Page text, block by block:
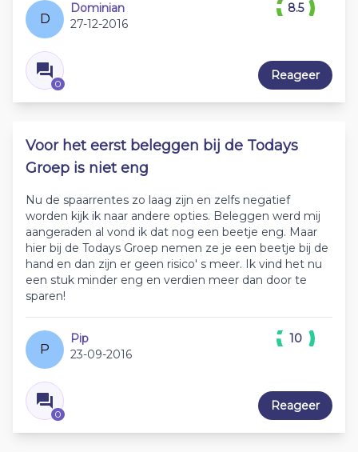
D
Dominian
27-12-2016
0
8.5
Reageer
Voor het eerst beleggen bij de Todays
Groep is niet eng
Nu de spaarrentes zo laag zijn en zelfs negatief
worden kijk ik naar andere opties. Beleggen werd mij
aangeraden al vond ik dat nog een beetje eng. Maar
hier bij de Todays Groep nemen ze je een beetje bij de
hand en dan zijn er geen risico' s meer. Ik vind het nu
een stuk minder eng en verdien meer dan door te
sparen!
P
Pip
23-09-2016
0
10
Reageer